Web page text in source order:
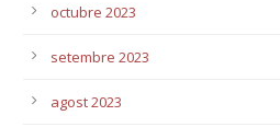
octubre 2023
setembre 2023
agost 2023